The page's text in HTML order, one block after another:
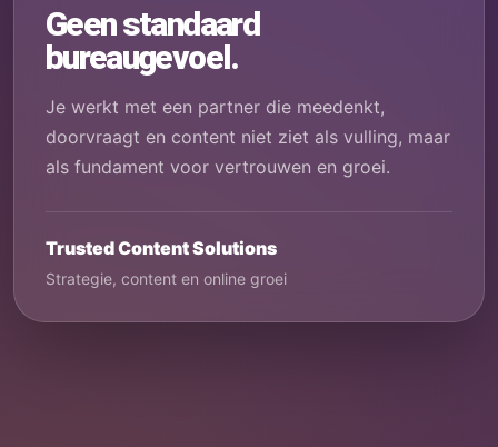
Geen standaard
bureaugevoel.
Je werkt met een partner die meedenkt,
doorvraagt en content niet ziet als vulling, maar
als fundament voor vertrouwen en groei.
Trusted Content Solutions
Strategie, content en online groei